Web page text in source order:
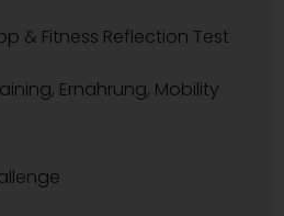
& Fitness Reflection Test
Ernährung, Mobility